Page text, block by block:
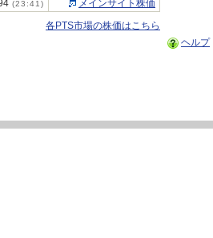
(23:41)
メインサイト株価
各PTS市場の株価はこちら
ヘルプ